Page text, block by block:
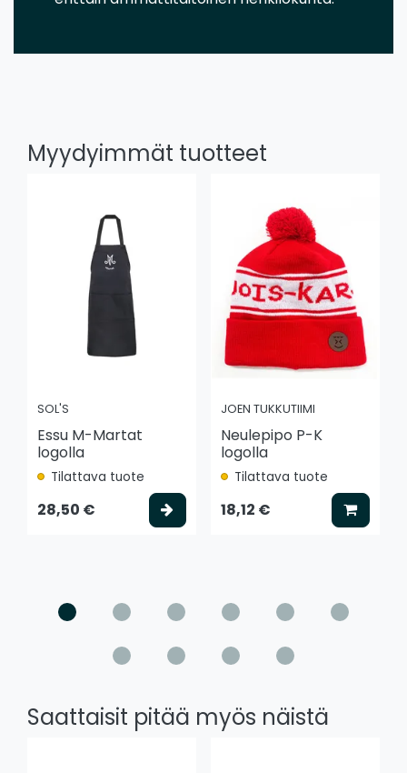
Myydyimmät tuotteet
SOL'S
Essu M-Martat
logolla
Tilattava tuote
28,50 € Valitse vaihtoehto
JOEN TUKKUTIIMI
Neulepipo P-K
logolla
Tilattava tuote
18,12 € Lisää
Saattaisit pitää myös näistä